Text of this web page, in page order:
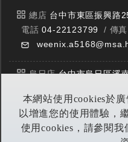
本網站使用cookies於
以增進您的使用體驗，
使用cookies，請參閱
總店 台中市東區振興路
電話04-22123799
/ 傳
烏日店台中市烏日區溪
豐原店台中市潭子區中
電話04-25314953 / 傳